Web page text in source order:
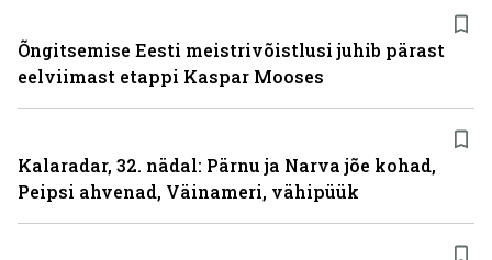
Õngitsemise Eesti meistrivõistlusi juhib pärast
eelviimast etappi Kaspar Mooses
Kalaradar, 32. nädal: Pärnu ja Narva jõe kohad,
Peipsi ahvenad, Väinameri, vähipüük